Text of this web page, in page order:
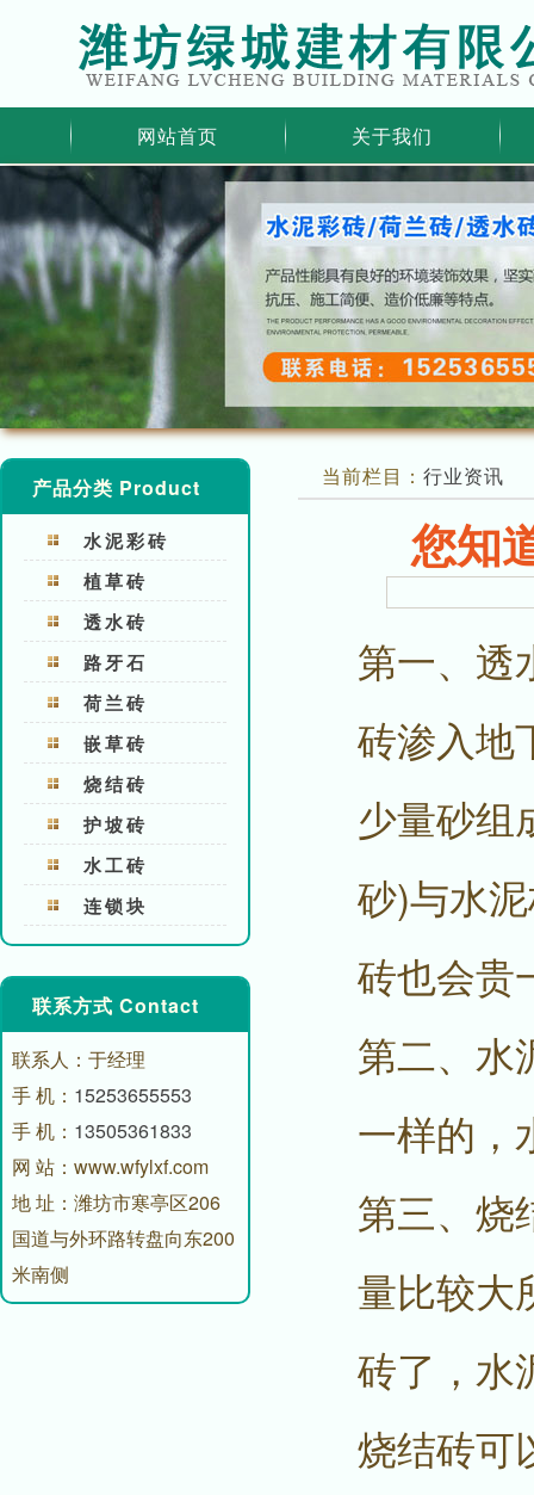
网站首页 关于我们
产品分类 Product
水泥彩砖
植草砖
透水砖
路牙石
荷兰砖
嵌草砖
烧结砖
护坡砖
水工砖
连锁块
联系方式 Contact
联系人：于经理
手 机： 15253655553
手 机： 13505361833
网 站：www.wfylxf.com
地 址：潍坊市寒亭区206
国道与外环路转盘向东200
米南侧
当前栏目： 行业资讯
您知
第一、透
砖渗入地
少量砂组
砂)与水
砖也会贵
第二、水
一样的，
第三、烧
量比较大
砖了，水
烧结砖可